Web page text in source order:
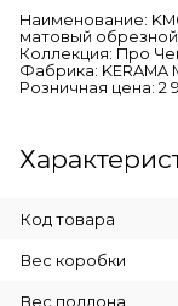
Наименование:
матовый обрезной
Коллекция: Про
Фабрика: KERAMA
Розничная цена: 2
Код товара
Вес коробки
Вес поддона